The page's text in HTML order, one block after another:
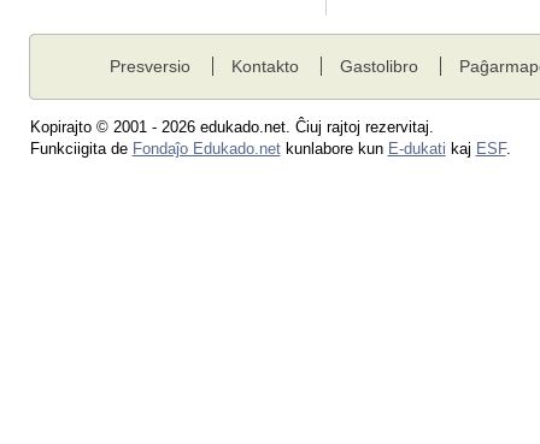
Presversio Kontakto Gastolibro
Kopirajto © 2001 - 2026 edukado.net. Ĉiuj rajtoj rezervitaj.
Funkciigita de Fondaĵo Edukado.netkunlabore kun E-dukati kaj ESF.